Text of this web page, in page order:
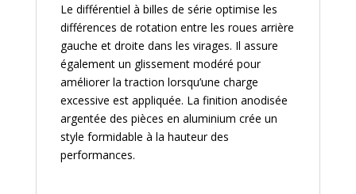
Le différentiel à billes de série optimise les
différences de rotation entre les roues arrière
gauche et droite dans les virages. Il assure
également un glissement modéré pour
améliorer la traction lorsqu’une charge
excessive est appliquée. La finition anodisée
argentée des pièces en aluminium crée un
style formidable à la hauteur des
performances.